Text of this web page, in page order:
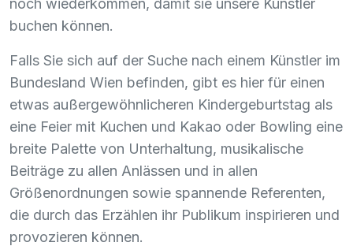
noch wiederkommen, damit sie unsere Künstler
buchen können.
Falls Sie sich auf der Suche nach einem Künstler im
Bundesland Wien befinden, gibt es hier für einen
etwas außergewöhnlicheren Kindergeburtstag als
eine Feier mit Kuchen und Kakao oder Bowling eine
breite Palette von Unterhaltung, musikalische
Beiträge zu allen Anlässen und in allen
Größenordnungen sowie spannende Referenten,
die durch das Erzählen ihr Publikum inspirieren und
provozieren können.